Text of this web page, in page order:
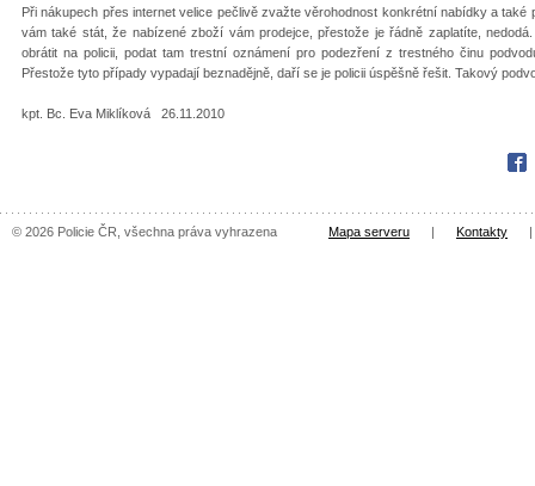
Při nákupech přes internet velice pečlivě zvažte věrohodnost konkrétní nabídky a
vám také stát, že nabízené zboží vám prodejce, přestože je řádně zaplatíte,
obrátit na policii, podat tam trestní oznámení pro podezření z trestného činu
Přestože tyto případy vypadají beznadějně, daří se je policii úspěšně řešit. Takový
kpt. Bc. Eva Miklíková 26.11.2010
© 2026 Policie ČR, všechna práva vyhrazena Mapa serveru Kontakty